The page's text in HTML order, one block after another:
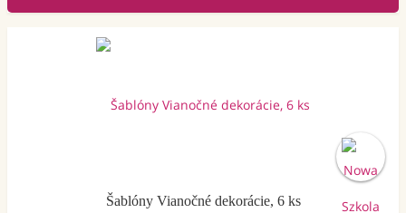
Šablóny Vianočné dekorácie, 6 ks